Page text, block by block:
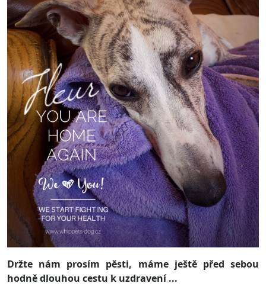
Držte nám prosím pěsti, máme ještě před sebou
hodně dlouhou cestu k uzdravení ...